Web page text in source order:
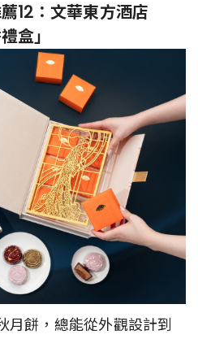
12：文華東方酒店
盒」
月餅，總能從外觀設計到